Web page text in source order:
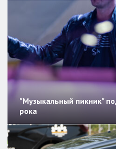
"Музыкальный пикник"
рока